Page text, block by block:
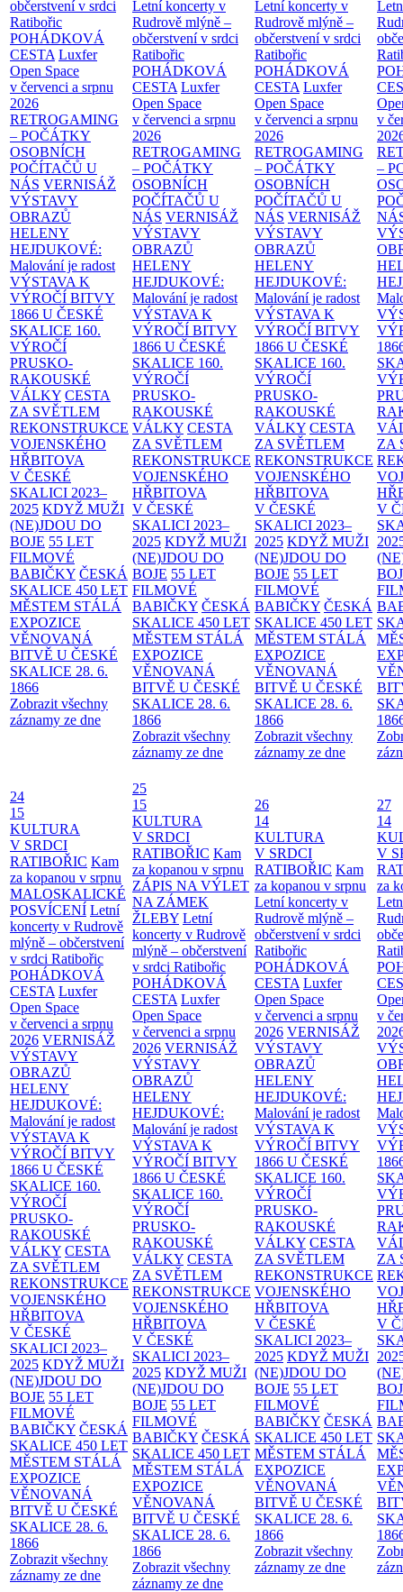
občerstvení v srdci
Ratibořic
POHÁDKOVÁ
CESTA Luxfer
Open Space
v červenci a srpnu
2026
RETROGAMING
– POČÁTKY
OSOBNÍCH
POČÍTAČŮ U
NÁS VERNISÁŽ
VÝSTAVY
OBRAZŮ
HELENY
HEJDUKOVÉ:
Malování je radost
VÝSTAVA K
VÝROČÍ BITVY
1866 U ČESKÉ
SKALICE 160.
VÝROČÍ
PRUSKO-
RAKOUSKÉ
VÁLKY CESTA
ZA SVĚTLEM
REKONSTRUKCE
VOJENSKÉHO
HŘBITOVA
V ČESKÉ
SKALICI 2023–
2025 KDYŽ MUŽI
(NE)JDOU DO
BOJE 55 LET
FILMOVÉ
BABIČKY ČESKÁ
SKALICE 450 LET
MĚSTEM STÁLÁ
EXPOZICE
VĚNOVANÁ
BITVĚ U ČESKÉ
SKALICE 28. 6.
1866
Zobrazit všechny
záznamy ze dne
Letní koncerty v
Rudrově mlýně –
občerstvení v srdci
Ratibořic
POHÁDKOVÁ
CESTA Luxfer
Open Space
v červenci a srpnu
2026
RETROGAMING
– POČÁTKY
OSOBNÍCH
POČÍTAČŮ U
NÁS VERNISÁŽ
VÝSTAVY
OBRAZŮ
HELENY
HEJDUKOVÉ:
Malování je radost
VÝSTAVA K
VÝROČÍ BITVY
1866 U ČESKÉ
SKALICE 160.
VÝROČÍ
PRUSKO-
RAKOUSKÉ
VÁLKY CESTA
ZA SVĚTLEM
REKONSTRUKCE
VOJENSKÉHO
HŘBITOVA
V ČESKÉ
SKALICI 2023–
2025 KDYŽ MUŽI
(NE)JDOU DO
BOJE 55 LET
FILMOVÉ
BABIČKY ČESKÁ
SKALICE 450 LET
MĚSTEM STÁLÁ
EXPOZICE
VĚNOVANÁ
BITVĚ U ČESKÉ
SKALICE 28. 6.
1866
Zobrazit všechny
záznamy ze dne
Letní koncerty v
Rudrově mlýně –
občerstvení v srdci
Ratibořic
POHÁDKOVÁ
CESTA Luxfer
Open Space
v červenci a srpnu
2026
RETROGAMING
– POČÁTKY
OSOBNÍCH
POČÍTAČŮ U
NÁS VERNISÁŽ
VÝSTAVY
OBRAZŮ
HELENY
HEJDUKOVÉ:
Malování je radost
VÝSTAVA K
VÝROČÍ BITVY
1866 U ČESKÉ
SKALICE 160.
VÝROČÍ
PRUSKO-
RAKOUSKÉ
VÁLKY CESTA
ZA SVĚTLEM
REKONSTRUKCE
VOJENSKÉHO
HŘBITOVA
V ČESKÉ
SKALICI 2023–
2025 KDYŽ MUŽI
(NE)JDOU DO
BOJE 55 LET
FILMOVÉ
BABIČKY ČESKÁ
SKALICE 450 LET
MĚSTEM STÁLÁ
EXPOZICE
VĚNOVANÁ
BITVĚ U ČESKÉ
SKALICE 28. 6.
1866
Zobrazit všechny
záznamy ze dne
v
–
ZA
V
24
15
KULTURA
V SRDCI
RATIBOŘIC Kam
za kopanou v srpnu
MALOSKALICKÉ
POSVÍCENÍ Letní
koncerty v Rudrově
mlýně – občerstvení
v srdci Ratibořic
POHÁDKOVÁ
CESTA Luxfer
Open Space
v červenci a srpnu
2026 VERNISÁŽ
VÝSTAVY
OBRAZŮ
HELENY
HEJDUKOVÉ:
Malování je radost
VÝSTAVA K
VÝROČÍ BITVY
1866 U ČESKÉ
SKALICE 160.
VÝROČÍ
PRUSKO-
RAKOUSKÉ
VÁLKY CESTA
ZA SVĚTLEM
REKONSTRUKCE
VOJENSKÉHO
HŘBITOVA
V ČESKÉ
SKALICI 2023–
2025 KDYŽ MUŽI
(NE)JDOU DO
BOJE 55 LET
FILMOVÉ
BABIČKY ČESKÁ
SKALICE 450 LET
MĚSTEM STÁLÁ
EXPOZICE
VĚNOVANÁ
BITVĚ U ČESKÉ
SKALICE 28. 6.
1866
Zobrazit všechny
záznamy ze dne
25
15
KULTURA
V SRDCI
RATIBOŘIC Kam
za kopanou v srpnu
ZÁPIS NA VÝLET
NA ZÁMEK
ŽLEBY Letní
koncerty v Rudrově
mlýně – občerstvení
v srdci Ratibořic
POHÁDKOVÁ
CESTA Luxfer
Open Space
v červenci a srpnu
2026 VERNISÁŽ
VÝSTAVY
OBRAZŮ
HELENY
HEJDUKOVÉ:
Malování je radost
VÝSTAVA K
VÝROČÍ BITVY
1866 U ČESKÉ
SKALICE 160.
VÝROČÍ
PRUSKO-
RAKOUSKÉ
VÁLKY CESTA
ZA SVĚTLEM
REKONSTRUKCE
VOJENSKÉHO
HŘBITOVA
V ČESKÉ
SKALICI 2023–
2025 KDYŽ MUŽI
(NE)JDOU DO
BOJE 55 LET
FILMOVÉ
BABIČKY ČESKÁ
SKALICE 450 LET
MĚSTEM STÁLÁ
EXPOZICE
VĚNOVANÁ
BITVĚ U ČESKÉ
SKALICE 28. 6.
1866
Zobrazit všechny
záznamy ze dne
26
14
KULTURA
V SRDCI
RATIBOŘIC Kam
za kopanou v srpnu
Letní koncerty v
Rudrově mlýně –
občerstvení v srdci
Ratibořic
POHÁDKOVÁ
CESTA Luxfer
Open Space
v červenci a srpnu
2026 VERNISÁŽ
VÝSTAVY
OBRAZŮ
HELENY
HEJDUKOVÉ:
Malování je radost
VÝSTAVA K
VÝROČÍ BITVY
1866 U ČESKÉ
SKALICE 160.
VÝROČÍ
PRUSKO-
RAKOUSKÉ
VÁLKY CESTA
ZA SVĚTLEM
REKONSTRUKCE
VOJENSKÉHO
HŘBITOVA
V ČESKÉ
SKALICI 2023–
2025 KDYŽ MUŽI
(NE)JDOU DO
BOJE 55 LET
FILMOVÉ
BABIČKY ČESKÁ
SKALICE 450 LET
MĚSTEM STÁLÁ
EXPOZICE
VĚNOVANÁ
BITVĚ U ČESKÉ
SKALICE 28. 6.
1866
Zobrazit všechny
záznamy ze dne
27
14
V
za
v
ZA
V